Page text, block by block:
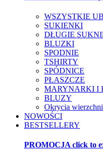
WSZYSTKIE
SUKIENKI
DŁUGIE
BLUZKI
SPODNIE
TSHIRTY
SPÓDNICE
PŁASZCZE
MARYNARKI I
BLUZY
Okrycia
NOWOŚCI
BESTSELLERY
PROMOCJA click to